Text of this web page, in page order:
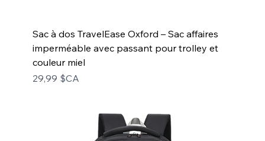
Sac à dos TravelEase Oxford – Sac affaires
imperméable avec passant pour trolley et
couleur miel
Prix
29,99 $CA